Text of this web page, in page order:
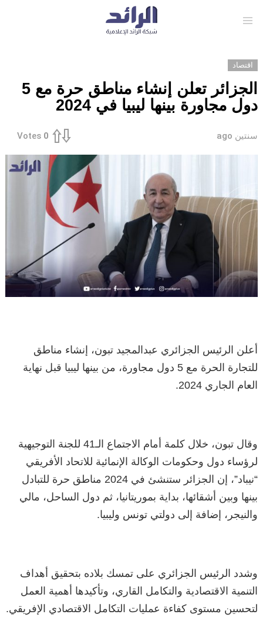
اقتصاد
الجزائر تعلن إنشاء مناطق حرة مع 5
دول مجاورة بينها ليبيا في 2024
سنتين ago 0
Votes
أعلن الرئيس الجزائري عبدالمجيد تبون، إنشاء مناطق
للتجارة الحرة مع 5 دول مجاورة، من بينها ليبيا قبل نهاية
العام الجاري 2024.
وقال تبون، خلال كلمة أمام الاجتماع الـ41 للجنة التوجيهية
لرؤساء دول وحكومات الوكالة الإنمائية للاتحاد الأفريقي
“نيباد”، إن الجزائر ستنشئ في 2024 مناطق حرة للتبادل
بينها وبين أشقائها، بداية بموريتانيا، ثم دول الساحل، مالي
والنيجر، إضافة إلى دولتي تونس وليبيا.
وشدد الرئيس الجزائري على تمسك بلاده بتحقيق أهداف
التنمية الاقتصادية والتكامل القاري، وتأكيدها أهمية العمل
لتحسين مستوى كفاءة عمليات التكامل الاقتصادي الإفريقي.